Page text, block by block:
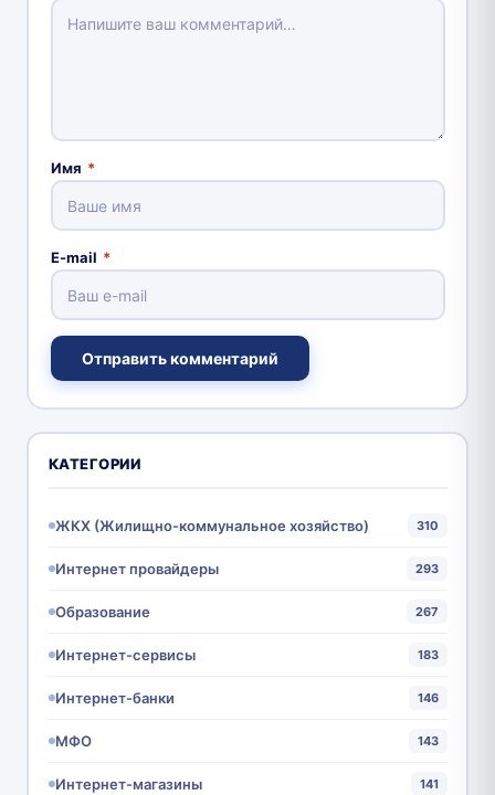
Имя *
E-mail *
Отправить комментарий
КАТЕГОРИИ
ЖКХ (Жилищно-коммунальное хозяйство) 310
Интернет провайдеры 293
Образование 267
Интернет-сервисы 183
Интернет-банки 146
МФО 143
Интернет-магазины 141